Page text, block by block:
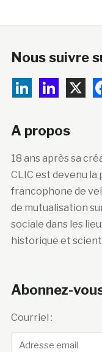
Nous suivre
A propos
18 ans après sa
CLIC est devenu
francophone de
de mutualisation
sociale dans les
historique et
Abonnez-
Courriel :